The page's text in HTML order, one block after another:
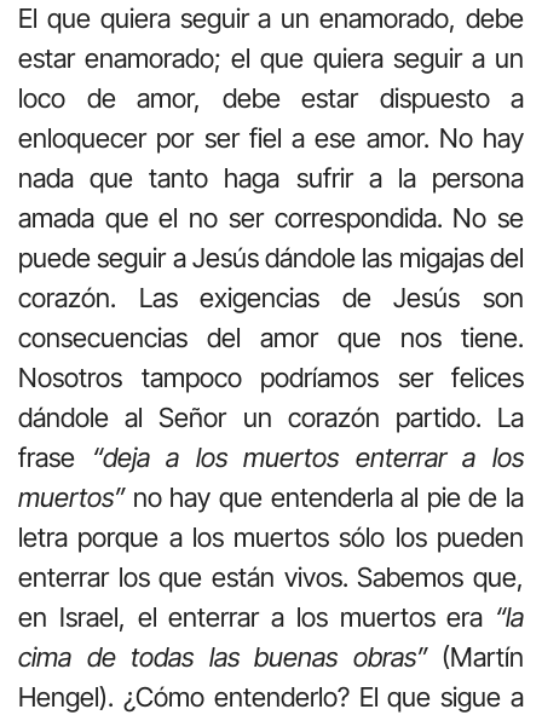
El que quiera seguir a un enamorado, debe
estar enamorado; el que quiera seguir a un
loco de amor, debe estar dispuesto a
enloquecer por ser fiel a ese amor. No hay
nada que tanto haga sufrir a la persona
amada que el no ser correspondida. No se
puede seguir a Jesús dándole las migajas del
corazón. Las exigencias de Jesús son
consecuencias del amor que nos tiene.
Nosotros tampoco podríamos ser felices
dándole al Señor un corazón partido. La
frase “deja a los muertos enterrar a los
muertos” no hay que entenderla al pie de la
letra porque a los muertos sólo los pueden
enterrar los que están vivos. Sabemos que,
en Israel, el enterrar a los muertos era “la
cima de todas las buenas obras”(Martín
Hengel). ¿Cómo entenderlo? El que sigue a